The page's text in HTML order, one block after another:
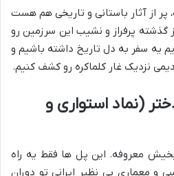
پر از آثار باستانی و تاریخی هم هست
پرفراز و نشیب این سرزمین رو
یه سفر به دل تاریخ داشته باشیم و
نزدیک غار کلماکره رو کشف کنیم.
(نماد استواری و
معروفه. این پل ها فقط یه راه
و معماری بی نظیر ایرانی تو دوران